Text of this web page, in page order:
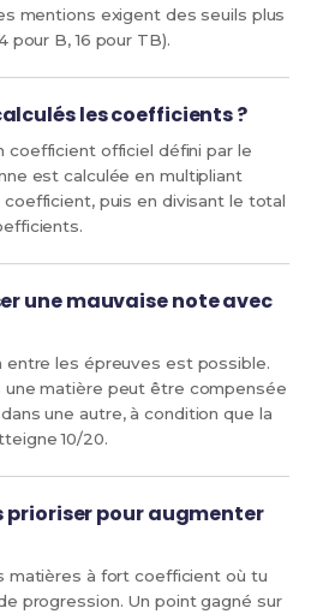
mentions exigent des seuils plus
pour B, 16 pour TB).
les coefficients ?
coefficient officiel défini par le
est calculée en multipliant
puis en divisant le total
une mauvaise note avec
entre les épreuves est possible.
une matière peut être compensée
une autre, à condition que la
10/20.
prioriser pour augmenter
matières à fort coefficient où tu
progression. Un point gagné sur